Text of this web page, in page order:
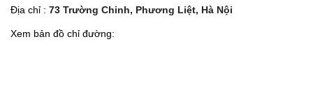
Địa chỉ : 73 Trường Chinh, Phương Liệt, Hà Nội
Xem bản đồ chỉ đường: